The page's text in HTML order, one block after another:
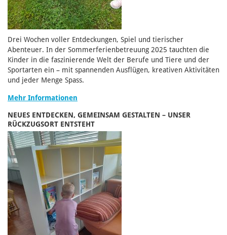
Drei Wochen voller Entdeckungen, Spiel und tierischer
Abenteuer. In der Sommerferienbetreuung 2025 tauchten die
Kinder in die faszinierende Welt der Berufe und Tiere und der
Sportarten ein – mit spannenden Ausflügen, kreativen Aktivitäten
und jeder Menge Spass.
Mehr Informationen
NEUES ENTDECKEN, GEMEINSAM GESTALTEN – UNSER
RÜCKZUGSORT ENTSTEHT